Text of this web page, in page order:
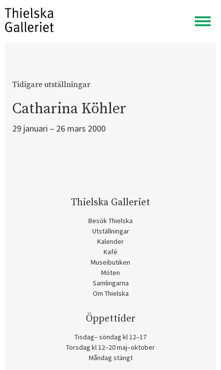
Visa
meny
Tidigare utställningar
Catharina Köhler
29 januari – 26 mars 2000
Thielska Galleriet
Besök Thielska
Utställningar
Kalender
Kafé
Museibutiken
Möten
Samlingarna
Om Thielska
Öppettider
Tisdag– söndag kl 12–17
Torsdag kl 12–20 maj–oktober
Måndag stängt